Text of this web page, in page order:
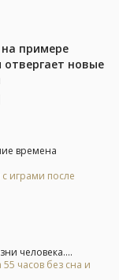
примере
новые
времена
с играми после
человека....
часов без сна и